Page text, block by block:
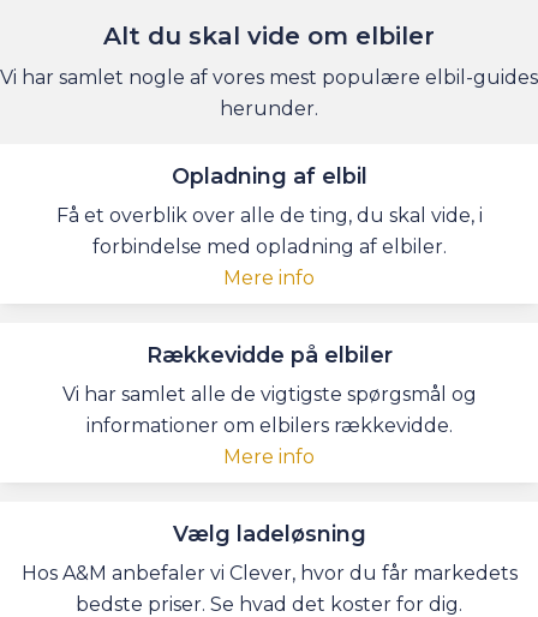
Alt du skal vide om elbiler
Vi har samlet nogle af vores mest populære elbil-guides
herunder.
Opladning af elbil
Få et overblik over alle de ting, du skal vide, i
forbindelse med opladning af elbiler.
Mere info
Rækkevidde på elbiler
Vi har samlet alle de vigtigste spørgsmål og
informationer om elbilers rækkevidde.
Mere info
Vælg ladeløsning
Hos A&M anbefaler vi Clever, hvor du får markedets
bedste priser. Se hvad det koster for dig.